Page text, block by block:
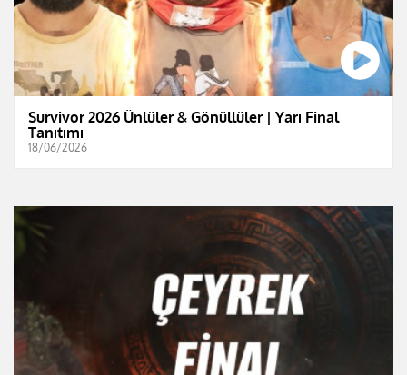
Survivor 2026 Ünlüler & Gönüllüler | Yarı Final
Tanıtımı
18/06/2026